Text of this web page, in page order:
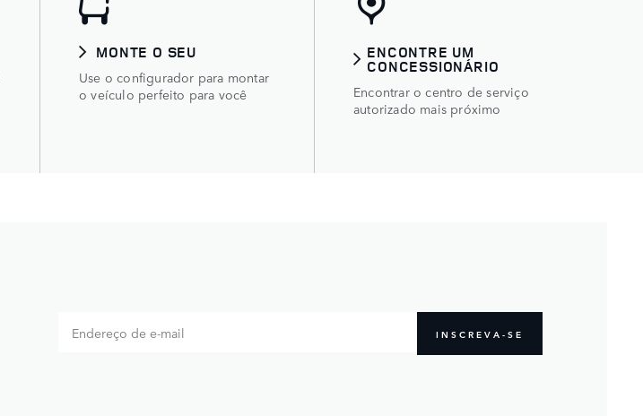
MONTE O SEU
Use o configurador para montar
o veículo perfeito para você
ENCONTRE UM
CONCESSIONÁRIO
Encontrar o centro de serviço
autorizado mais próximo
INSCREVA-SE